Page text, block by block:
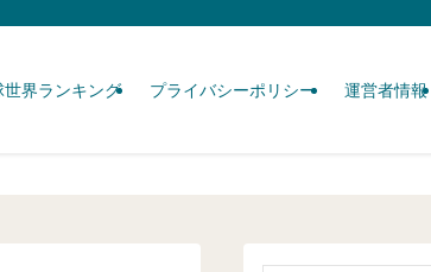
世界ランキング プライバシーポリシー 運営者情報